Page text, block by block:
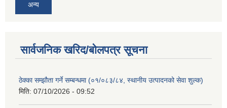
अन्य
सार्वजनिक खरिद/बोलपत्र सूचना
ठेक्का सम्झौता गर्ने सम्बन्धमा (०१/०८३/८४, स्थानीय उत्पादनको सेवा शुल्क)
मिति: 07/10/2026 - 09:52